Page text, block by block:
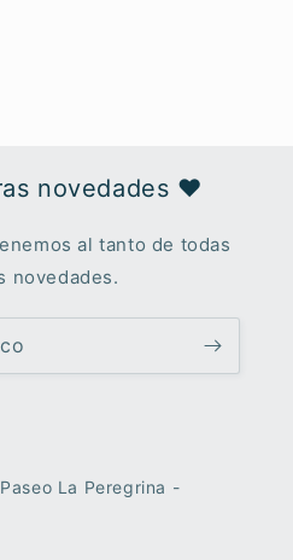
novedades ♥︎
al tanto de todas
novedades.
La Peregrina -